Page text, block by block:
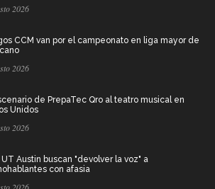
2026
CCM van por el campeonato en liga mayor de
2026
de PrepaTec Qro al teatro musical en
Unidos
2026
Austin buscan "devolver la voz" a
con afasia